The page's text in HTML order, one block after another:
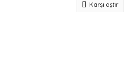
Karşılaştır